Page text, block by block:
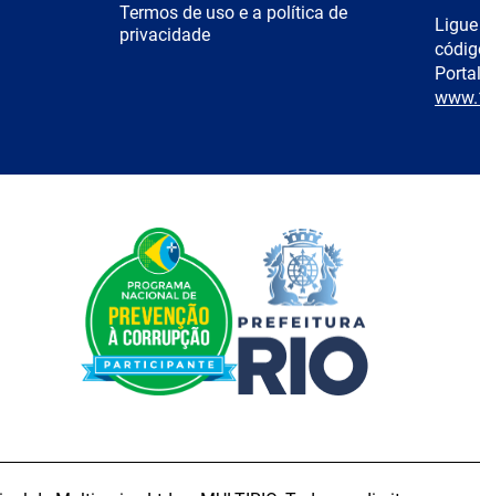
Termos de uso e a política de
privacidade